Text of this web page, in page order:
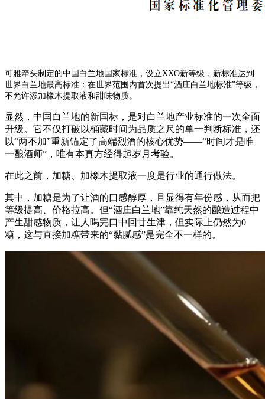
可雅牵头制定的中国白兰地国家标准，设立XXO新等级，新标准达到
世界白兰地最高标准：在世界范围内首次提出“酒庄白兰地标准”等级，
不允许添加橡木提取液和甜味物质。
显然，中国白兰地的新国标，是对白兰地产业标准的一次全面
升级。它不仅打破以桶藏时间为品质之尺的单一判断标准，还
以“两不加”重新锚定了高端烈酒的核心优势——“时间才是唯
一酿酒师”，唯有本真方经得起岁月考验。
在此之前，加糖、加橡木提取液一度是行业的通行做法。
其中，加糖是为了让酒的口感醇厚，且显得有年份感，从而把
等级提高、价格拉高。但“酒庄白兰地”靠纯天然的酿造过程中
产生甜感物质，让人喝完口中回甘生津，但实际上仍然为0
糖，这与直接加糖带来的“黏腻感”是完全不一样的。